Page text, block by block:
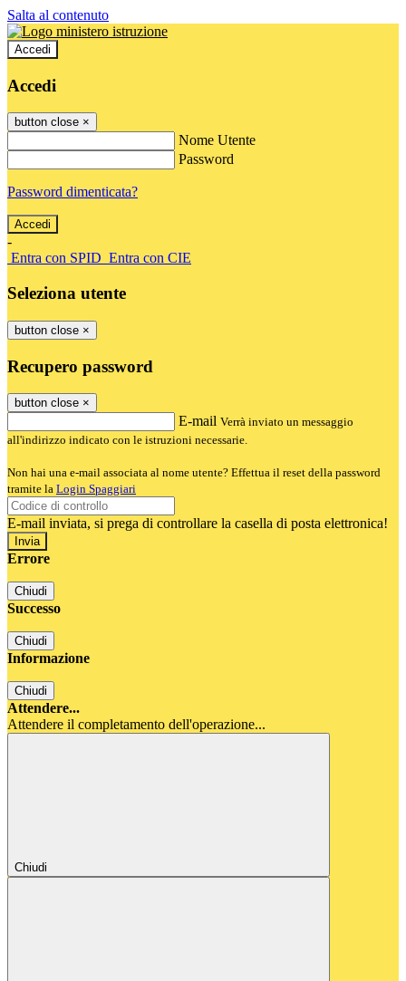
Salta al contenuto
Accedi
Accedi
button close ×
Nome Utente
Password
Password dimenticata?
-
Entra con SPID Entra con CIE
Seleziona utente
button close ×
Recupero password
button close ×
E-mail Verrà inviato un messaggio
all'indirizzo indicato con le istruzioni necessarie.
Non hai una e-mail associata al nome utente? Effettua il reset della password
tramite la Login Spaggiari
E-mail inviata, si prega di controllare la casella di posta elettronica!
Errore
Chiudi
Successo
Chiudi
Informazione
Chiudi
Attendere...
Attendere il completamento dell'operazione...
Chiudi